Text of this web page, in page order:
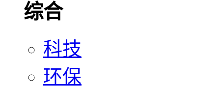
综合
科技
环保